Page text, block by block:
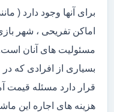
برای آنها وجود دارد (
اماکن تفریحی ، شهر
مسئولیت های آنان
بسیاری از افرادی که
قرار دارد مسئله
هزینه های اجاره این